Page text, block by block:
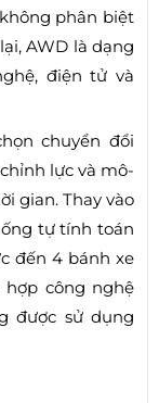
phân biệt
AWD là dạng
điện tử và
chuyển đổi
lực và mô-
gian. Thay vào
tự tính toán
đến 4 bánh xe
công nghệ
được sử dụng